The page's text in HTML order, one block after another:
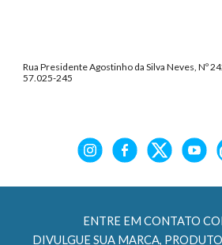
Rua Presidente Agostinho da Silva Neves, Nº
57.025-245
ENTRE EM CONTATO
DIVULGUE SUA MARCA,